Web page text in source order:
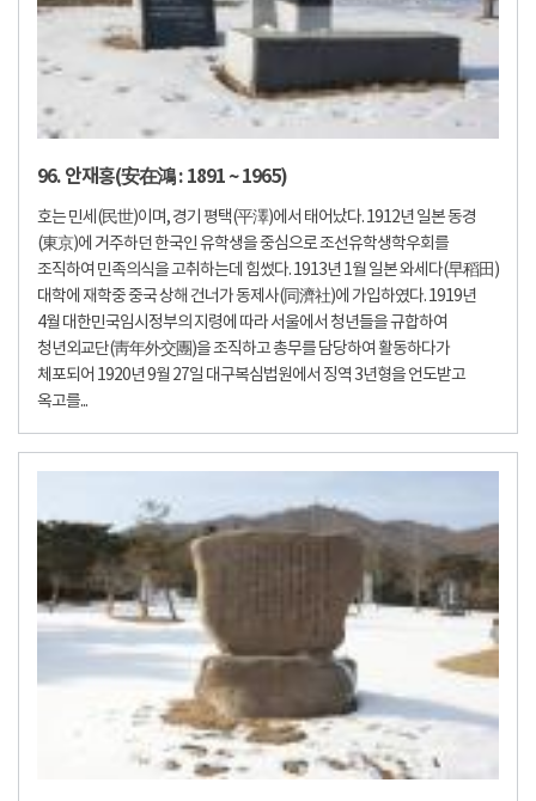
96. 안재홍(安在鴻 : 1891 ~ 1965)
호는 민세(民世)이며, 경기 평택(平澤)에서 태어났다. 1912년 일본 동경
(東京)에 거주하던 한국인 유학생을 중심으로 조선유학생학우회를
조직하여 민족의식을 고취하는데 힘썼다. 1913년 1월 일본 와세다(早稻田)
대학에 재학중 중국 상해 건너가 동제사(同濟社)에 가입하였다. 1919년
4월 대한민국임시정부의 지령에 따라 서울에서 청년들을 규합하여
청년외교단(靑年外交團)을 조직하고 총무를 담당하여 활동하다가
체포되어 1920년 9월 27일 대구복심법원에서 징역 3년형을 언도받고
옥고를...